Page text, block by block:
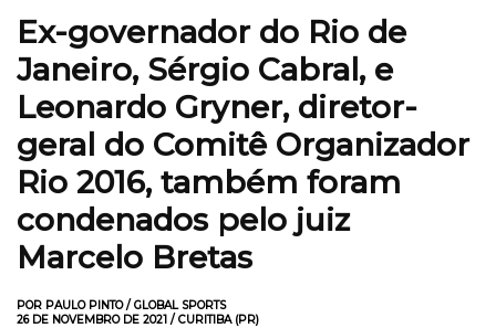
Ex-governador do Rio de
Janeiro, Sérgio Cabral, e
Leonardo Gryner, diretor-
geral do Comitê Organizador
Rio 2016, também foram
condenados pelo juiz
Marcelo Bretas
POR PAULO PINTO / GLOBAL SPORTS
26 DE NOVEMBRO DE 2021 / CURITIBA (PR)